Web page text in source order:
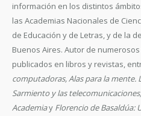
información en los distintos
las Academias Nacionales de
de Educación y de Letras, y de la
Buenos Aires. Autor de
publicados en libros y revistas,
computadoras, Alas para la mente.
Sarmiento y las
Academiay Florencio de Basaldúa: